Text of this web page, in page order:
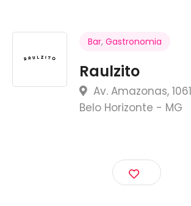
Bar, Gastronomia
Raulzito
Av. Amazonas,
Belo Horizonte - MG